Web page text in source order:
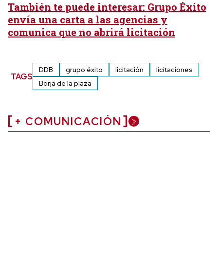
También te puede interesar: Grupo Éxito
envía una carta a las agencias y
comunica que no abrirá licitación
TAGS
DDB grupo éxito licitación
licitaciones
Borja de la plaza
+ COMUNICACIÓN